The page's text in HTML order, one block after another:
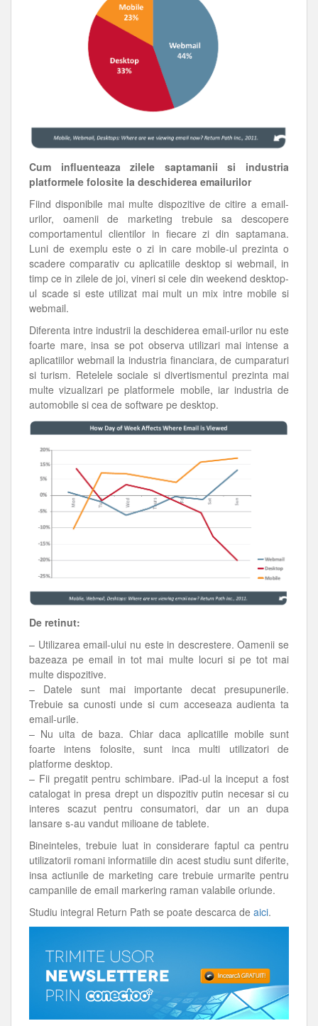
Cum influenteaza zilele saptamanii si industria
platformele folosite la deschiderea emailurilor
Fiind disponibile mai multe dispozitive de citire a email-
urilor, oamenii de marketing trebuie sa descopere
comportamentul clientilor in fiecare zi din saptamana.
Luni de exemplu este o zi in care mobile-ul prezinta o
scadere comparativ cu aplicatiile desktop si webmail, in
timp ce in zilele de joi, vineri si cele din weekend desktop-
ul scade si este utilizat mai mult un mix intre mobile si
webmail.
Diferenta intre industrii la deschiderea email-urilor nu este
foarte mare, insa se pot observa utilizari mai intense a
aplicatiilor webmail la industria financiara, de cumparaturi
si turism. Retelele sociale si divertismentul prezinta mai
multe vizualizari pe platformele mobile, iar industria de
automobile si cea de software pe desktop.
De retinut:
– Utilizarea email-ului nu este in descrestere. Oamenii se
bazeaza pe email in tot mai multe locuri si pe tot mai
multe dispozitive.
– Datele sunt mai importante decat presupunerile.
Trebuie sa cunosti unde si cum acceseaza audienta ta
email-urile.
– Nu uita de baza. Chiar daca aplicatiile mobile sunt
foarte intens folosite, sunt inca multi utilizatori de
platforme desktop.
– Fii pregatit pentru schimbare. iPad-ul la inceput a fost
catalogat in presa drept un dispozitiv putin necesar si cu
interes scazut pentru consumatori, dar un an dupa
lansare s-au vandut milioane de tablete.
Bineinteles, trebuie luat in considerare faptul ca pentru
utilizatorii romani informatiile din acest studiu sunt diferite,
insa actiunile de marketing care trebuie urmarite pentru
campaniile de email markering raman valabile oriunde.
Studiu integral Return Path se poate descarca de aici.